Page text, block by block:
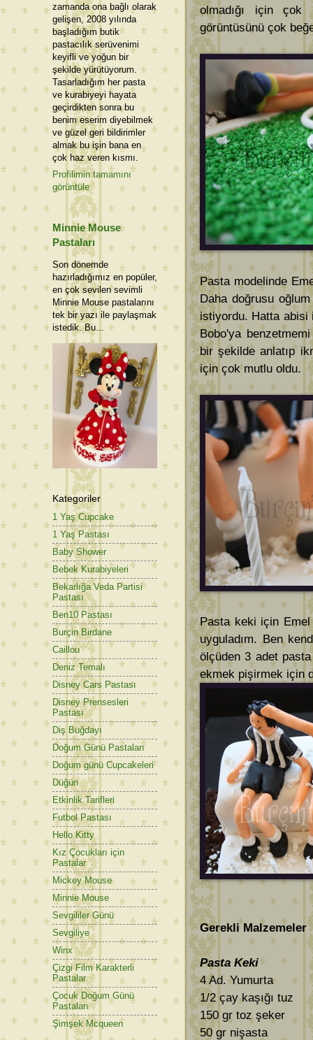
olmadığı için çok
görüntüsünü çok
Pasta modelinde
Daha doğrusu oğlum
istiyordu. Hatta abisi
Bobo'ya
bir şekilde anlatıp
için çok mutlu oldu.
Pasta keki için Emel
uyguladım. Ben
ölçüden 3 adet
ekmek pişirmek için
Gerekli Malzemeler
Pasta Keki
4 Ad. Yumurta
1/2 çay kaşığı tuz
150 gr toz şeker
50 gr nişasta
zamanda ona bağlı olarak
gelişen, 2008 yılında
başladığım butik
pastacılık serüvenimi
keyifli ve yoğun bir
şekilde yürütüyorum.
Tasarladığım her pasta
ve kurabiyeyi hayata
geçirdikten sonra bu
benim eserim diyebilmek
ve güzel geri bildirimler
almak bu işin bana en
çok haz veren kısmı.
Profilimin tamamını
görüntüle
Minnie Mouse
Pastaları
Son dönemde
hazırladığımız en popüler,
en çok sevilen sevimli
Minnie Mouse pastalarını
tek bir yazı ile paylaşmak
istedik. Bu...
Kategoriler
1 Yaş Cupcake
1 Yaş Pastası
Baby Shower
Bebek Kurabiyeleri
Bekarlığa Veda Partisi
Pastası
Ben10 Pastası
Burçin Birdane
Caillou
Deniz Temalı
Disney Cars Pastası
Disney Prensesleri
Pastası
Diş Buğdayı
Doğum Günü Pastaları
Doğum günü Cupcakeleri
Düğün
Etkinlik Tarifleri
Futbol Pastası
Hello Kitty
Kız Çocukları için
Pastalar
Mickey Mouse
Minnie Mouse
Sevgililer Günü
Sevgiliye
Winx
Çizgi Film Karakterli
Pastalar
Çocuk Doğum Günü
Pastaları
Şimşek Mcqueen